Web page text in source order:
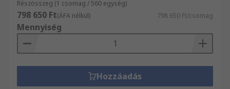
Részösszeg (1 csomag / 560 egység)
798 650 Ft(ÁFA nélkül) 798 650 Ft/csomag
Mennyiség
Hozzáadás